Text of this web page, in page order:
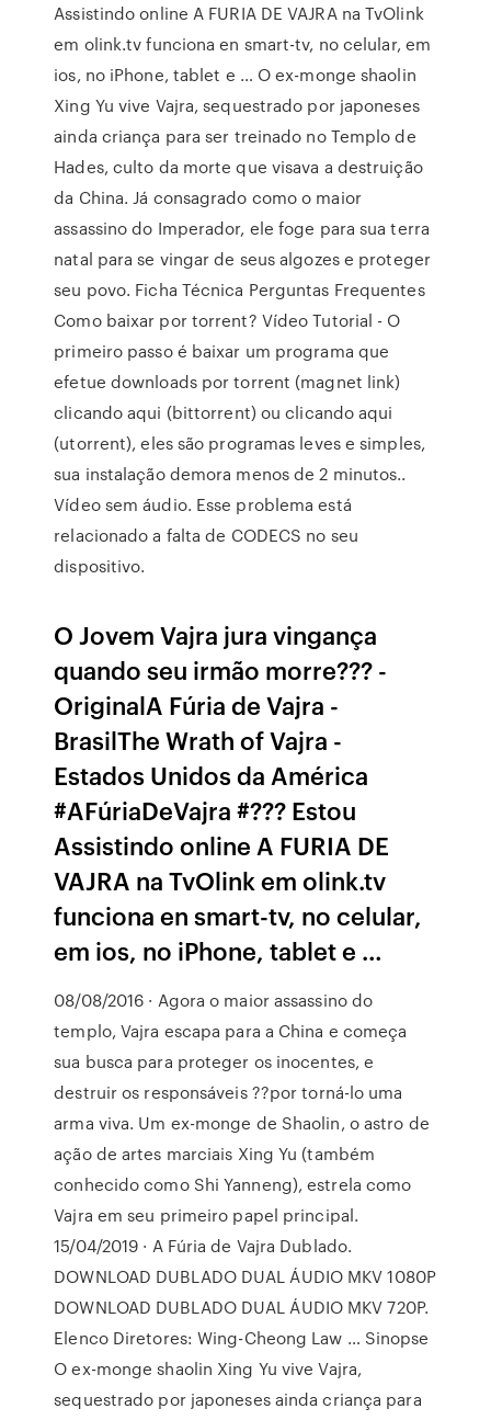
Assistindo online A FURIA DE VAJRA na TvOlink
em olink.tv funciona en smart-tv, no celular, em
ios, no iPhone, tablet e … O ex-monge shaolin
Xing Yu vive Vajra, sequestrado por japoneses
ainda criança para ser treinado no Templo de
Hades, culto da morte que visava a destruição
da China. Já consagrado como o maior
assassino do Imperador, ele foge para sua terra
natal para se vingar de seus algozes e proteger
seu povo. Ficha Técnica Perguntas Frequentes
Como baixar por torrent? Vídeo Tutorial - O
primeiro passo é baixar um programa que
efetue downloads por torrent (magnet link)
clicando aqui (bittorrent) ou clicando aqui
(utorrent), eles são programas leves e simples,
sua instalação demora menos de 2 minutos..
Vídeo sem áudio. Esse problema está
relacionado a falta de CODECS no seu
dispositivo.
O Jovem Vajra jura vingança
quando seu irmão morre??? -
OriginalA Fúria de Vajra -
BrasilThe Wrath of Vajra -
Estados Unidos da América
#AFúriaDeVajra #??? Estou
Assistindo online A FURIA DE
VAJRA na TvOlink em olink.tv
funciona en smart-tv, no celular,
em ios, no iPhone, tablet e …
08/08/2016 · Agora o maior assassino do
templo, Vajra escapa para a China e começa
sua busca para proteger os inocentes, e
destruir os responsáveis ??por torná-lo uma
arma viva. Um ex-monge de Shaolin, o astro de
ação de artes marciais Xing Yu (também
conhecido como Shi Yanneng), estrela como
Vajra em seu primeiro papel principal.
15/04/2019 · A Fúria de Vajra Dublado.
DOWNLOAD DUBLADO DUAL ÁUDIO MKV 1080P
DOWNLOAD DUBLADO DUAL ÁUDIO MKV 720P.
Elenco Diretores: Wing-Cheong Law … Sinopse
O ex-monge shaolin Xing Yu vive Vajra,
sequestrado por japoneses ainda criança para